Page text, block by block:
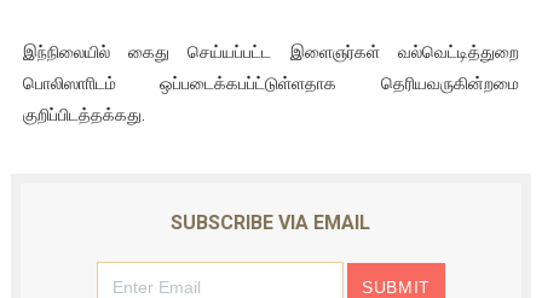
வலிமை தான் அஜித் திரைப்பயணத்திலே அதிக காலெக்ஷன் செய்த
இந்நிலையில் கைது செய்யப்பட்ட இளைஞர்கள் வல்வெட்டித்துறை
பொலிஸாாிடம் ஒப்படைக்கபப்ட்டுள்ளதாக தெரியவருகின்றமை
குறிப்பிடத்தக்கது.
SUBSCRIBE VIA EMAIL